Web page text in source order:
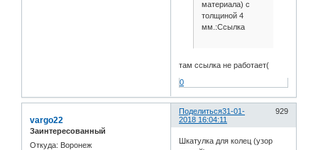
материала) с
толщиной 4
мм.:Ссылка
там ссылка не работает(
0
Поделиться 929
31-01-
2018 16:04:11
vargo22
Заинтересованный
Откуда: Воронеж
Шкатулка для колец (узор